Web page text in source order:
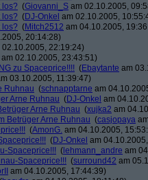
los? (Giovanni_S am 02.10.2005,
los? (DJ-Onkel am 02.10.2005,
los? (Mitch2512 am 04.10.2005,
20:14:28)
02.10.2005, 22:19:24)
am 02.10.2005, 23:43:51)
zu Spaceprice!!!! (Ebaytante am
03.10.2005, 11:39:47)
Ruhnau (schnapptarne am
Arne Ruhnau (DJ-Onkel am
Arne Ruhnau (xujka2 am
Betrüger Arne Ruhnau (casjopaya
(AmonG. am 04.10.2005,
(DJ-Onkel am
Spaceprice!!! ( lehmann_andre am
Spaceprice!!! (surround42 am
am 04.10.2005, 17:44:39)